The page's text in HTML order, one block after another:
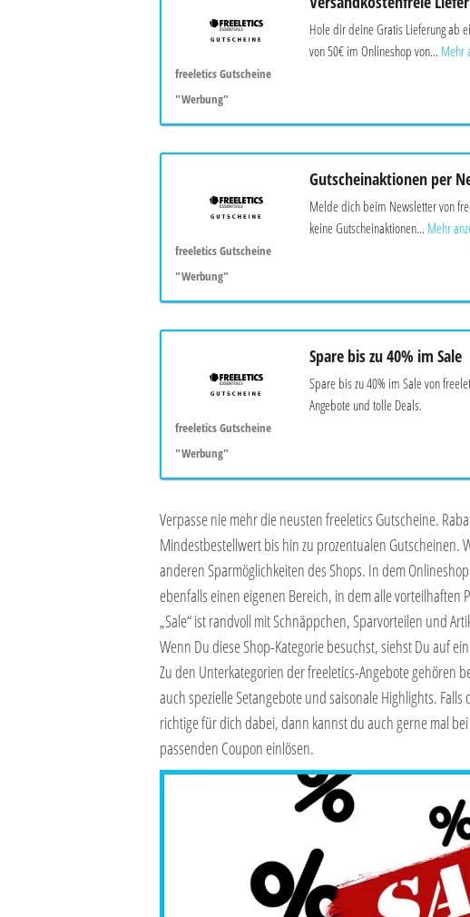
freeletics Gutscheine
"Werbung"
Hole dir deine Gratis Lieferung ab
von 50€ im Onlineshop von... Mehr
freeletics Gutscheine
"Werbung"
Gutscheinaktionen per
Melde dich beim Newsletter von
keine Gutscheinaktionen... Mehr
freeletics Gutscheine
"Werbung"
Spare bis zu 40% im Sale
Spare bis zu 40% im Sale von
Angebote und tolle Deals.
Verpasse nie mehr die neusten freeletics Gutscheine.
Mindestbestellwert bis hin zu prozentualen Gutscheinen.
anderen Sparmöglichkeiten des Shops. In dem
ebenfalls einen eigenen Bereich, in dem alle vorteilhaften
„Sale“ ist randvoll mit Schnäppchen, Sparvorteilen und
Wenn Du diese Shop-Kategorie besuchst, siehst Du auf
Zu den Unterkategorien der freeletics-Angebote gehören
auch spezielle Setangebote und saisonale Highlights.
richtige für dich dabei, dann kannst du auch gerne mal bei
passenden Coupon einlösen.